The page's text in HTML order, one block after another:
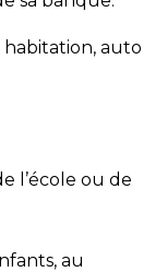
habitation, auto
l’école ou de
au